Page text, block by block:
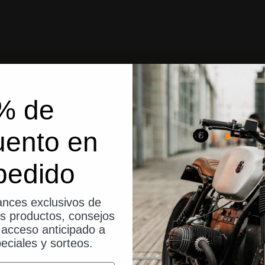
de
en
exclusivos de
productos, consejos
anticipado a
y sorteos.